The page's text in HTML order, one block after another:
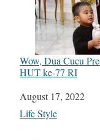
Wow, Dua Cucu
HUT ke-77 RI
Date
August 17, 2022
In relation to
Life Style